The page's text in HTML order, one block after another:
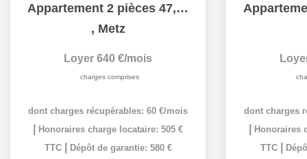
Appartement 2 pièces 47,20 m² avec Parking sécurisé à louer...
, Metz
Loyer 640 €/mois
charges comprises
dont charges récupérables: 60 €/mois
Honoraires charge locataire: 505 €
TTC
Dépôt de garantie: 580 €
dont charges
Honoraires
TTC